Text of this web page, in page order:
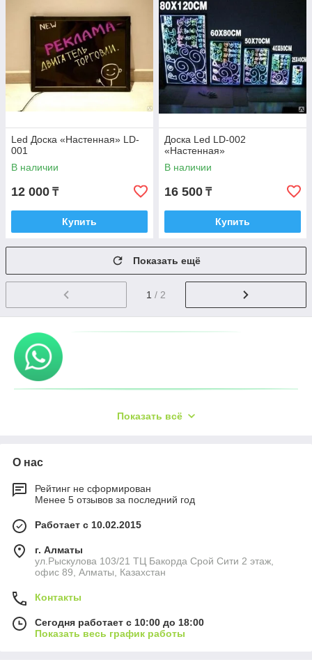
Led Доска «Настенная» LD-
001
В наличии
12 000 ₸
Купить
Доска Led LD-002
«Настенная»
В наличии
16 500 ₸
Купить
Показать ещё
1 / 2
Показать всё
О нас
Рейтинг не сформирован
Менее 5 отзывов за последний год
Работает с 10.02.2015
г. Алматы
ул.Рыскулова 103/21 ТЦ Бакорда Срой Сити 2 этаж,
офис 89, Алматы, Казахстан
Контакты
Сегодня работает с 10:00 до 18:00
Показать весь график работы